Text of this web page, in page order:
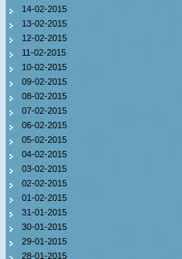
14-02-2015
13-02-2015
12-02-2015
11-02-2015
10-02-2015
09-02-2015
08-02-2015
07-02-2015
06-02-2015
05-02-2015
04-02-2015
03-02-2015
02-02-2015
01-02-2015
31-01-2015
30-01-2015
29-01-2015
28-01-2015